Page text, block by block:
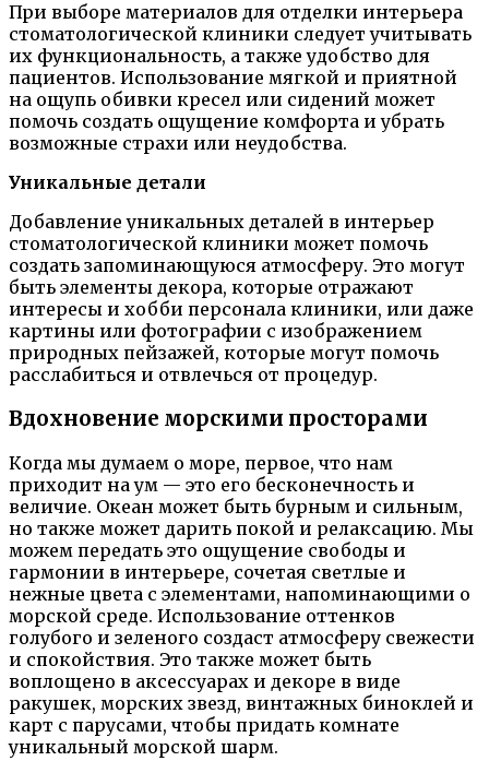
При выборе материалов для отделки интерьера
стоматологической клиники следует учитывать
их функциональность, а также удобство для
пациентов. Использование мягкой и приятной
на ощупь обивки кресел или сидений может
помочь создать ощущение комфорта и убрать
возможные страхи или неудобства.
Уникальные детали
Добавление уникальных деталей в интерьер
стоматологической клиники может помочь
создать запоминающуюся атмосферу. Это могут
быть элементы декора, которые отражают
интересы и хобби персонала клиники, или даже
картины или фотографии с изображением
природных пейзажей, которые могут помочь
расслабиться и отвлечься от процедур.
Вдохновение морскими просторами
Когда мы думаем о море, первое, что нам
приходит на ум — это его бесконечность и
величие. Океан может быть бурным и сильным,
но также может дарить покой и релаксацию. Мы
можем передать это ощущение свободы и
гармонии в интерьере, сочетая светлые и
нежные цвета с элементами, напоминающими о
морской среде. Использование оттенков
голубого и зеленого создаст атмосферу свежести
и спокойствия. Это также может быть
воплощено в аксессуарах и декоре в виде
ракушек, морских звезд, винтажных биноклей и
карт с парусами, чтобы придать комнате
уникальный морской шарм.